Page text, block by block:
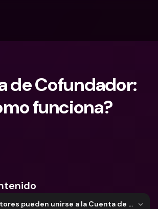
de Cofundador:
funciona?
¿Cuántos Directores pueden unirse a la Cuenta de Empresa?